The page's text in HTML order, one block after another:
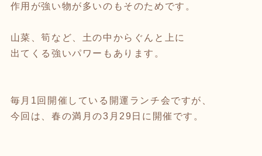
作用が強い物が多いのもそのためです。
山菜、筍など、土の中からぐんと上に
出てくる強いパワーもあります。
毎月1回開催している開運ランチ会ですが、
今回は、春の満月の3月29日に開催です。